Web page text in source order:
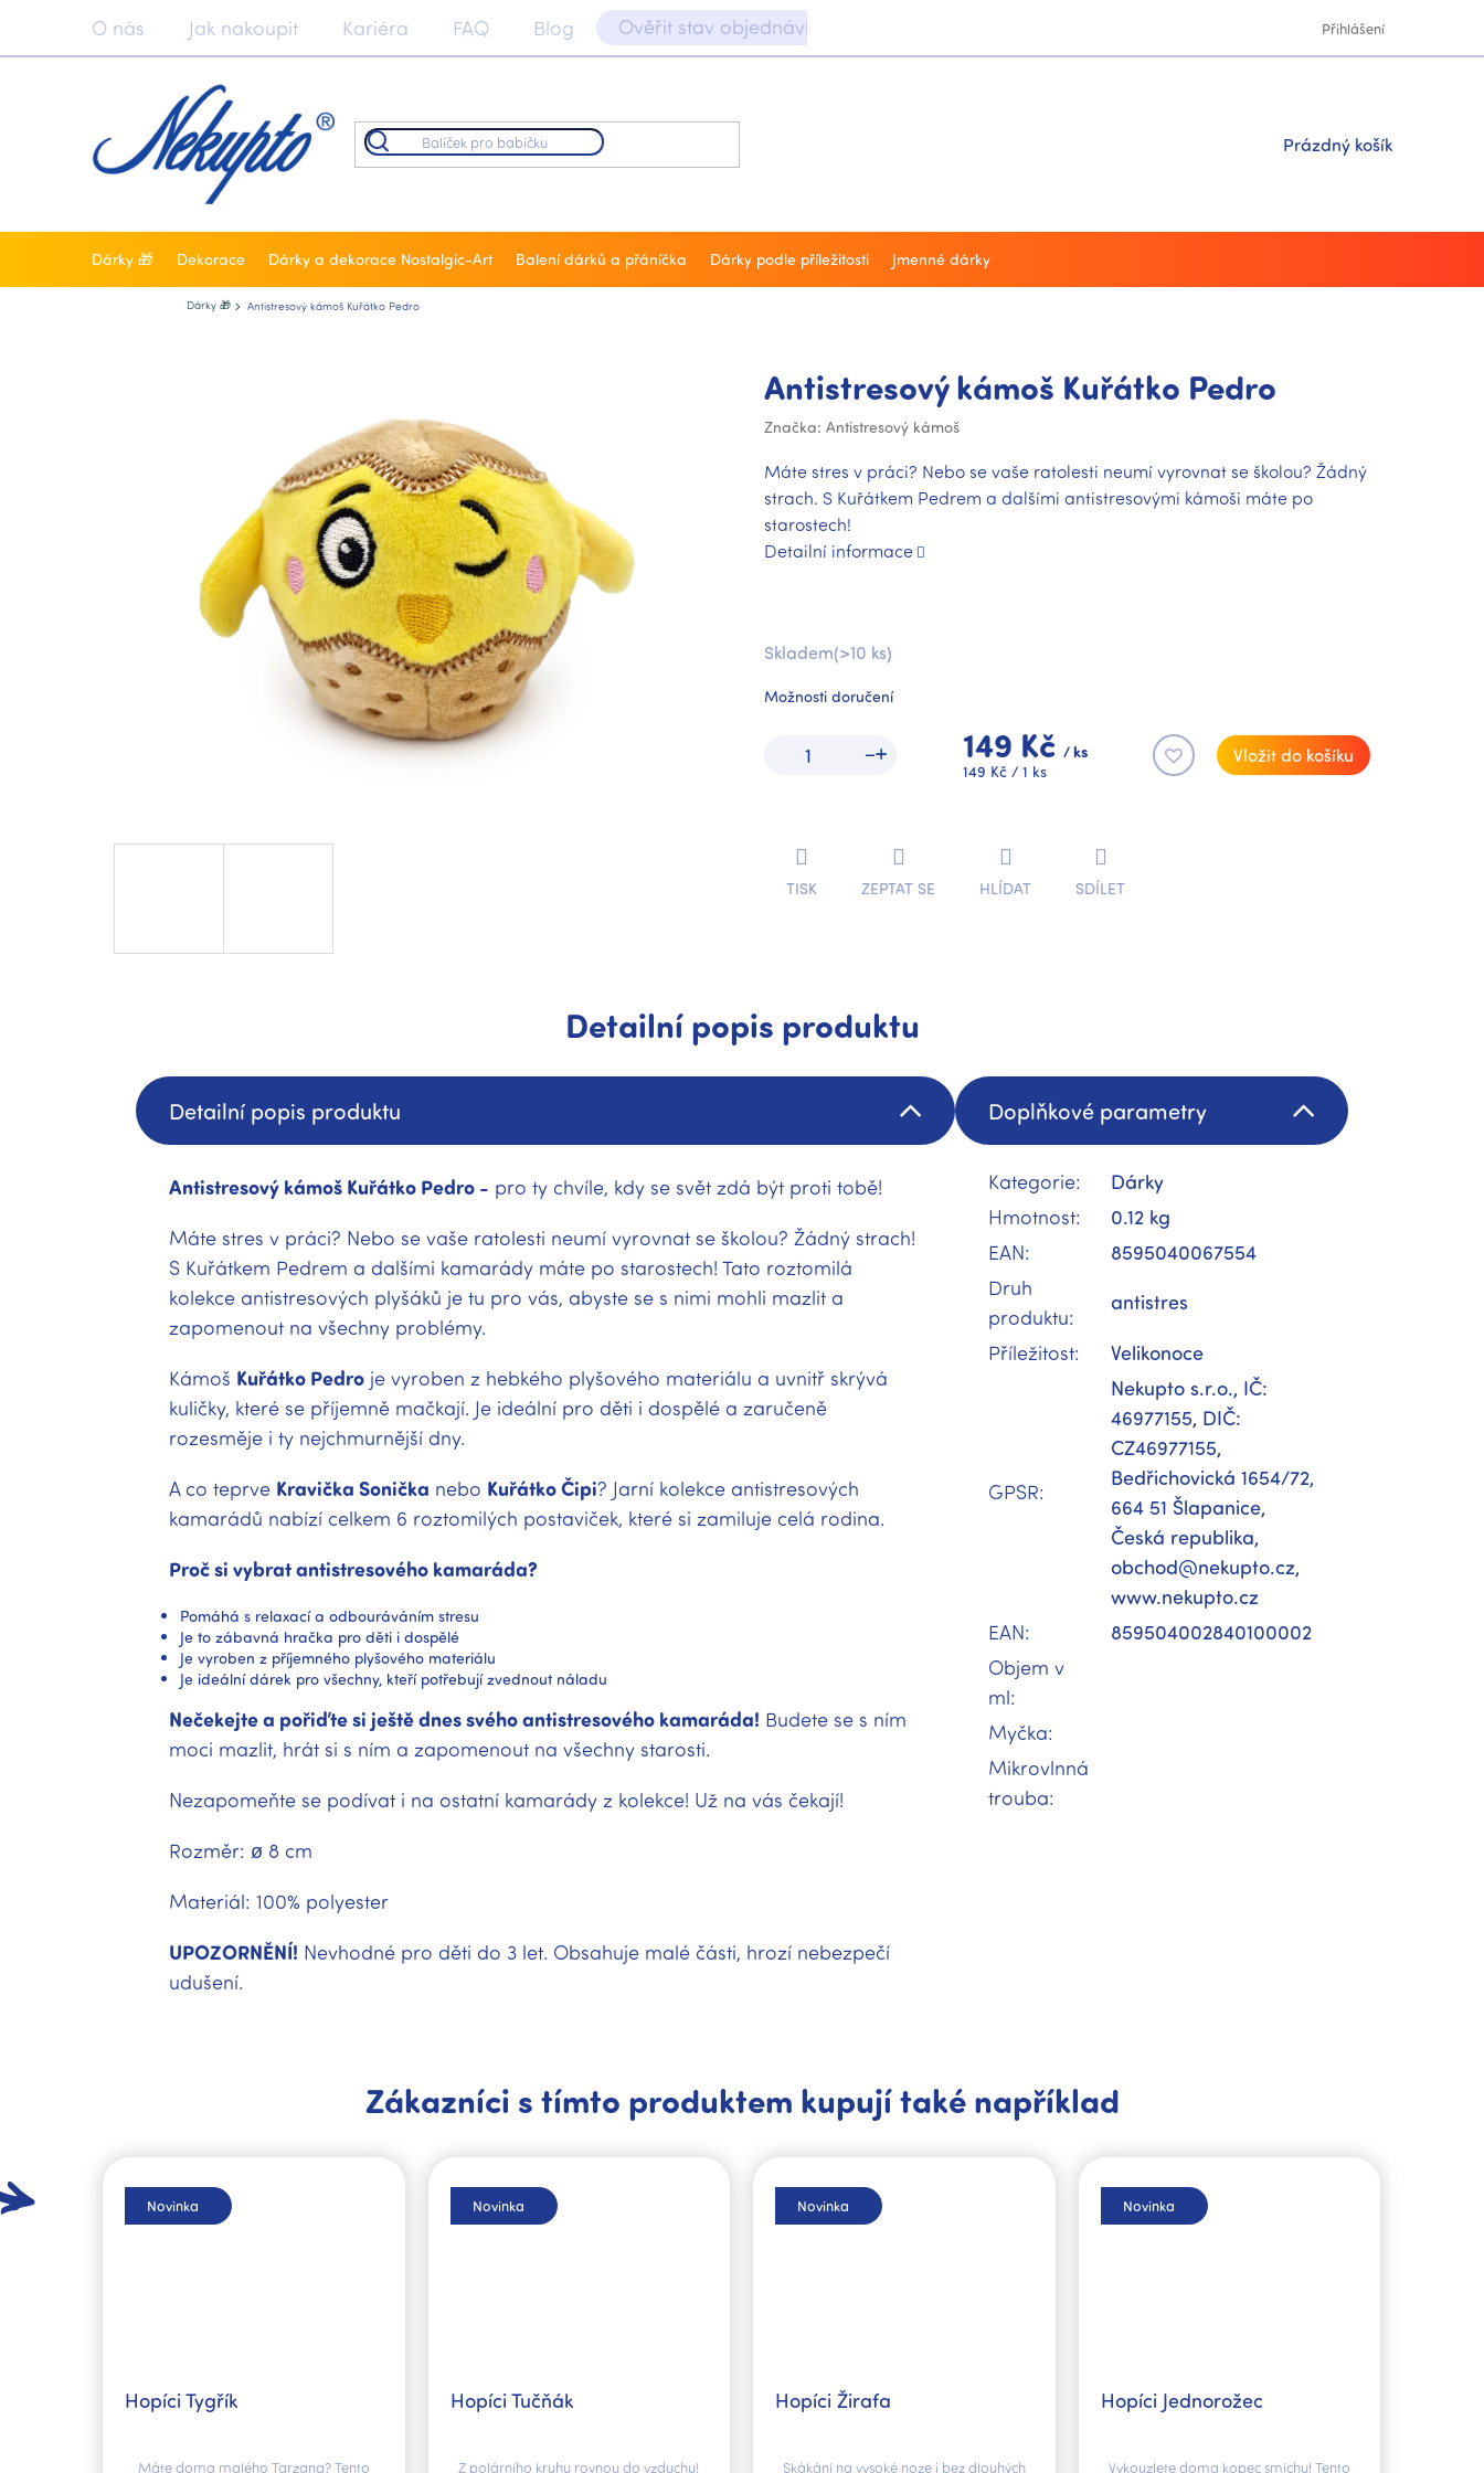
obsah
O nás Jak nakoupit Kariéra FAQ Blog Ověřit stav objednávky 📝 Přihlášení
Nákupní
Prázdný košík
Dárky 🎁 Dekorace Dárky a dekorace Nostalgic-Art Balení dárků a přáníčka Dárky podle příležitosti Jmenné dárky
Dárky 🎁 Antistresový kámoš Kuřátko Pedro
Antistresový kámoš Kuřátko Pedro
Značka: Antistresový kámoš
Skladem(>10 ks)
Možnosti doručení
149 Kč / ks
Měrná
149 Kč / 1 ks
Vložit do košíku
Máte stres v práci? Nebo se vaše ratolesti neumí vyrovnat se školou? Žádný
strach. S Kuřátkem Pedrem a dalšími antistresovými kámoši máte po
starostech!
Detailní informace
TISK ZEPTAT SE HLÍDAT SDÍLET
Detailní popis produktu
Detailní popis produktu
Antistresový kámoš Kuřátko Pedro - pro ty chvíle, kdy se svět zdá být proti tobě!
Máte stres v práci? Nebo se vaše ratolesti neumí vyrovnat se školou? Žádný strach!
S Kuřátkem Pedrem a dalšími kamarády máte po starostech! Tato roztomilá
kolekce antistresových plyšáků je tu pro vás, abyste se s nimi mohli mazlit a
zapomenout na všechny problémy.
Kámoš Kuřátko Pedro je vyroben z hebkého plyšového materiálu a uvnitř skrývá
kuličky, které se příjemně mačkají. Je ideální pro děti i dospělé a zaručeně
rozesměje i ty nejchmurnější dny.
A co teprve Kravička Sonička nebo Kuřátko Čipi? Jarní kolekce antistresových
kamarádů nabízí celkem 6 roztomilých postaviček, které si zamiluje celá rodina.
Proč si vybrat antistresového kamaráda?
Pomáhá s relaxací a odbouráváním stresu
Je to zábavná hračka pro děti i dospělé
Je vyroben z příjemného plyšového materiálu
Je ideální dárek pro všechny, kteří potřebují zvednout náladu
Nečekejte a pořiďte si ještě dnes svého antistresového kamaráda! Budete se s ním
moci mazlit, hrát si s ním a zapomenout na všechny starosti.
Nezapomeňte se podívat i na ostatní kamarády z kolekce! Už na vás čekají!
Rozměr: ø 8 cm
Materiál: 100% polyester
UPOZORNĚNÍ! Nevhodné pro děti do 3 let. Obsahuje malé části, hrozí nebezpečí
udušení.
Doplňkové parametry
Kategorie:
Dárky
Hmotnost:
0.12 kg
EAN:
8595040067554
Druh
produktu:
antistres
Příležitost: Velikonoce
GPSR:
Nekupto s.r.o., IČ:
46977155, DIČ:
CZ46977155,
Bedřichovická 1654/72,
664 51 Šlapanice,
Česká republika,
obchod@nekupto.cz,
www.nekupto.cz
EAN:
859504002840100002
Objem v
ml:
Myčka:
Mikrovlnná
trouba:
Zákazníci s tímto produktem kupují také například
Novinka
Hopíci Tygřík
Máte doma malého Tarzana? Tento
Novinka
Hopíci Tučňák
Z polárního kruhu rovnou do vzduchu!
Novinka
Hopíci Žirafa
Skákání na vysoké noze i bez dlouhých
Novinka
Hopíci Jednorožec
Vykouzlete doma kopec smíchu! Tento